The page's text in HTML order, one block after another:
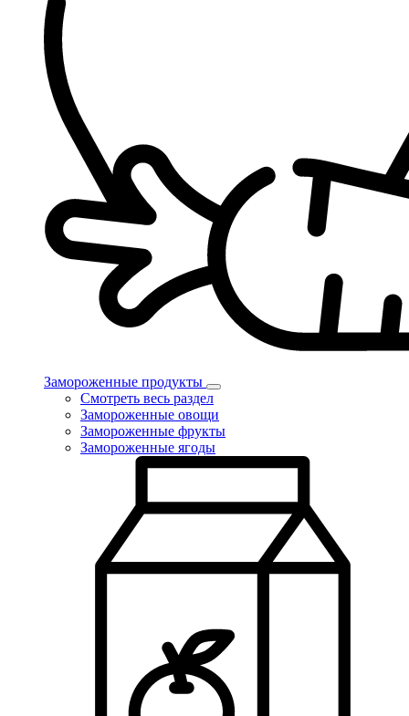
Замороженные продукты
Смотреть весь раздел
Замороженные овощи
Замороженные фрукты
Замороженные ягоды